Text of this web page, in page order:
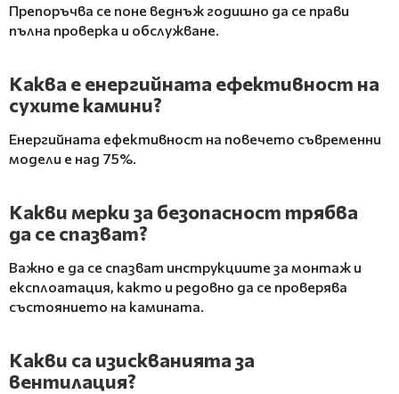
Препоръчва се поне веднъж годишно да се прави
пълна проверка и обслужване.
Каква е енергийната ефективност на
сухите камини?
Енергийната ефективност на повечето съвременни
модели е над 75%.
Какви мерки за безопасност трябва
да се спазват?
Важно е да се спазват инструкциите за монтаж и
експлоатация, както и редовно да се проверява
състоянието на камината.
Какви са изискванията за
вентилация?